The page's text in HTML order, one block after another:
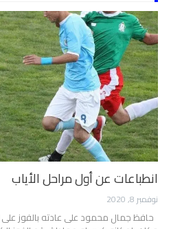
انطباعات عن أول مراحل الأياب
نوفمبر 8, 2020
حافظ جمال محمود على عادته بالفوز على